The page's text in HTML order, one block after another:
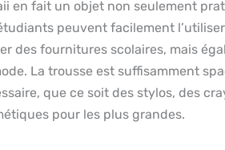
en fait un objet non seulement
peuvent facilement
des fournitures scolaires, mais
La trousse est suffisamment
que ce soit des stylos, des
pour les plus grandes.